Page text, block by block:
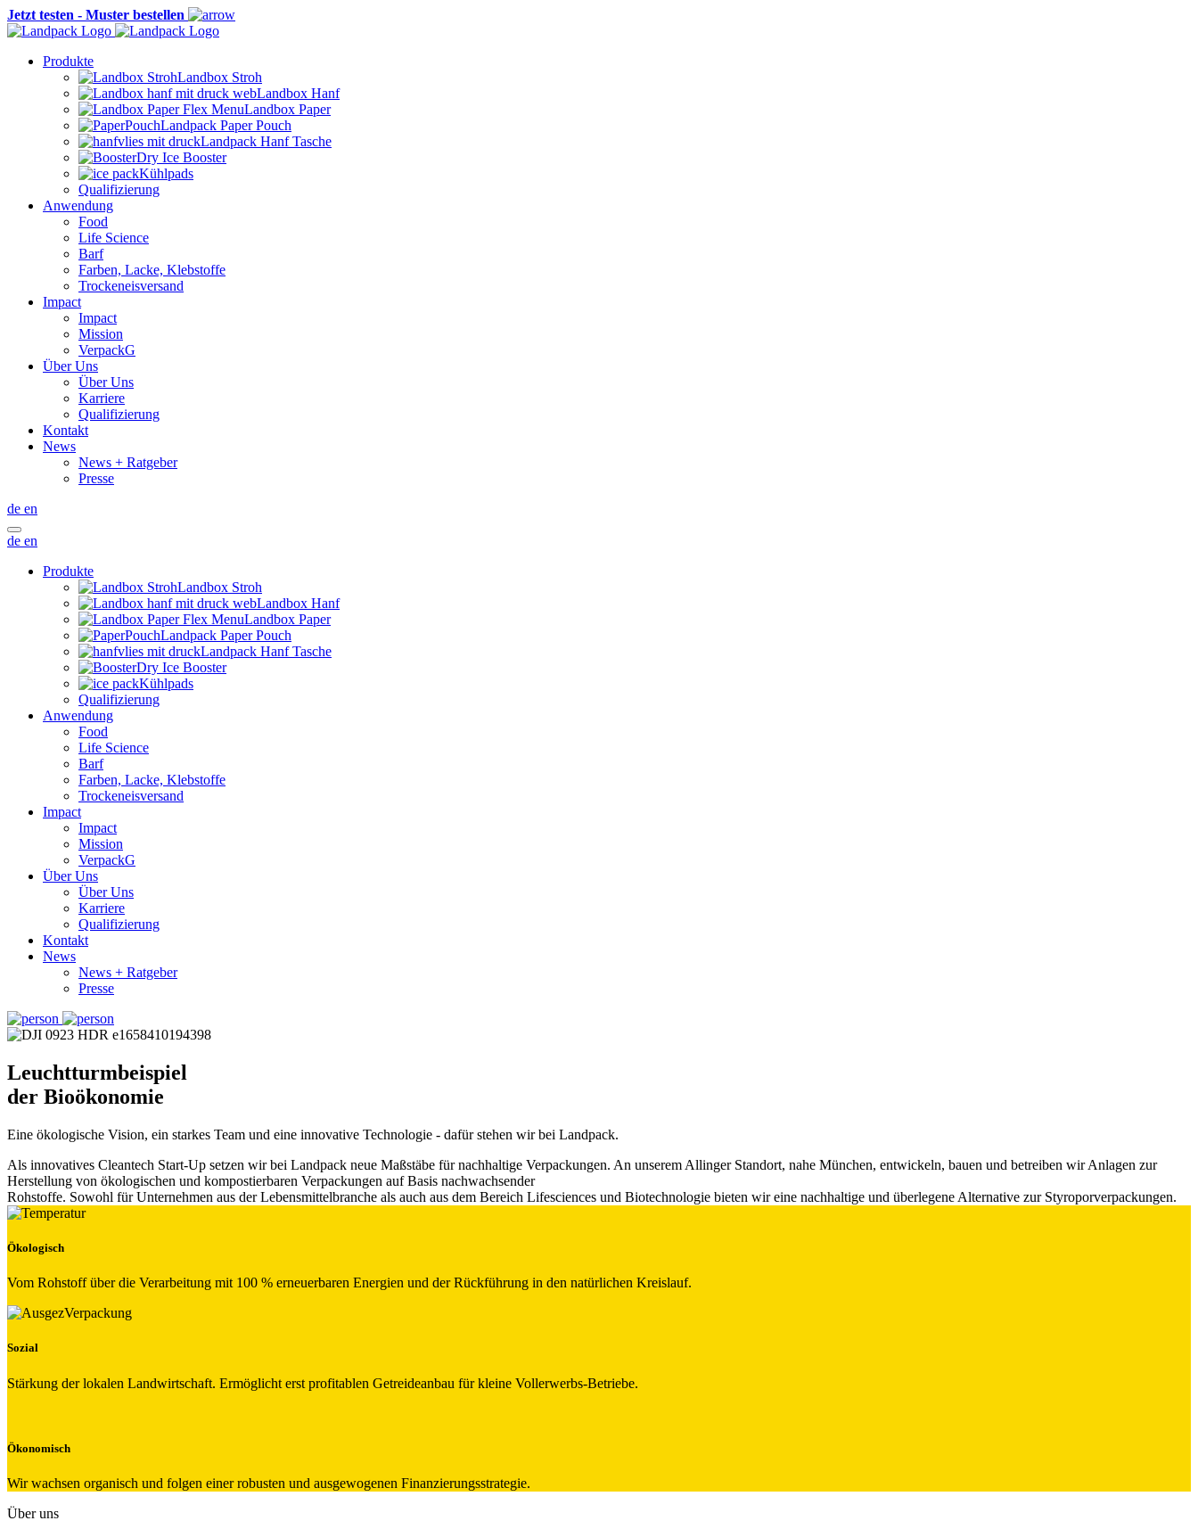
Jetzt testen - Muster bestellen
Produkte
Landbox Stroh
Landbox Hanf
Landbox Paper
Landpack Paper Pouch
Landpack Hanf Tasche
Dry Ice Booster
Kühlpads
Qualifizierung
Anwendung
Food
Life Science
Barf
Farben, Lacke, Klebstoffe
Trockeneisversand
Impact
Impact
Mission
VerpackG
Über Uns
Über Uns
Karriere
Qualifizierung
Kontakt
News
News + Ratgeber
Presse
de en
de en
Produkte
Landbox Stroh
Landbox Hanf
Landbox Paper
Landpack Paper Pouch
Landpack Hanf Tasche
Dry Ice Booster
Kühlpads
Qualifizierung
Anwendung
Food
Life Science
Barf
Farben, Lacke, Klebstoffe
Trockeneisversand
Impact
Impact
Mission
VerpackG
Über Uns
Über Uns
Karriere
Qualifizierung
Kontakt
News
News + Ratgeber
Presse
Leuchtturmbeispiel
der Bioökonomie
Eine ökologische Vision, ein starkes Team und eine innovative Technologie - dafür stehen wir bei Landpack.
Als innovatives Cleantech Start-Up setzen wir bei Landpack neue Maßstäbe für nachhaltige Verpackungen. An unserem Allinger Standort, nahe München, entwickeln, bauen und betreiben wir Anlagen zur
Herstellung von ökologischen und kompostierbaren Verpackungen auf Basis nachwachsender
Rohstoffe. Sowohl für Unternehmen aus der Lebensmittelbranche als auch aus dem Bereich Lifesciences und Biotechnologie bieten wir eine nachhaltige und überlegene Alternative zur Styroporverpackungen.
Ökologisch
Vom Rohstoff über die Verarbeitung mit 100 % erneuerbaren Energien und der Rückführung in den natürlichen Kreislauf.
Sozial
Stärkung der lokalen Landwirtschaft. Ermöglicht erst profitablen Getreideanbau für kleine Vollerwerbs-Betriebe.
Ökonomisch
Wir wachsen organisch und folgen einer robusten und ausgewogenen Finanzierungsstrategie.
Über uns